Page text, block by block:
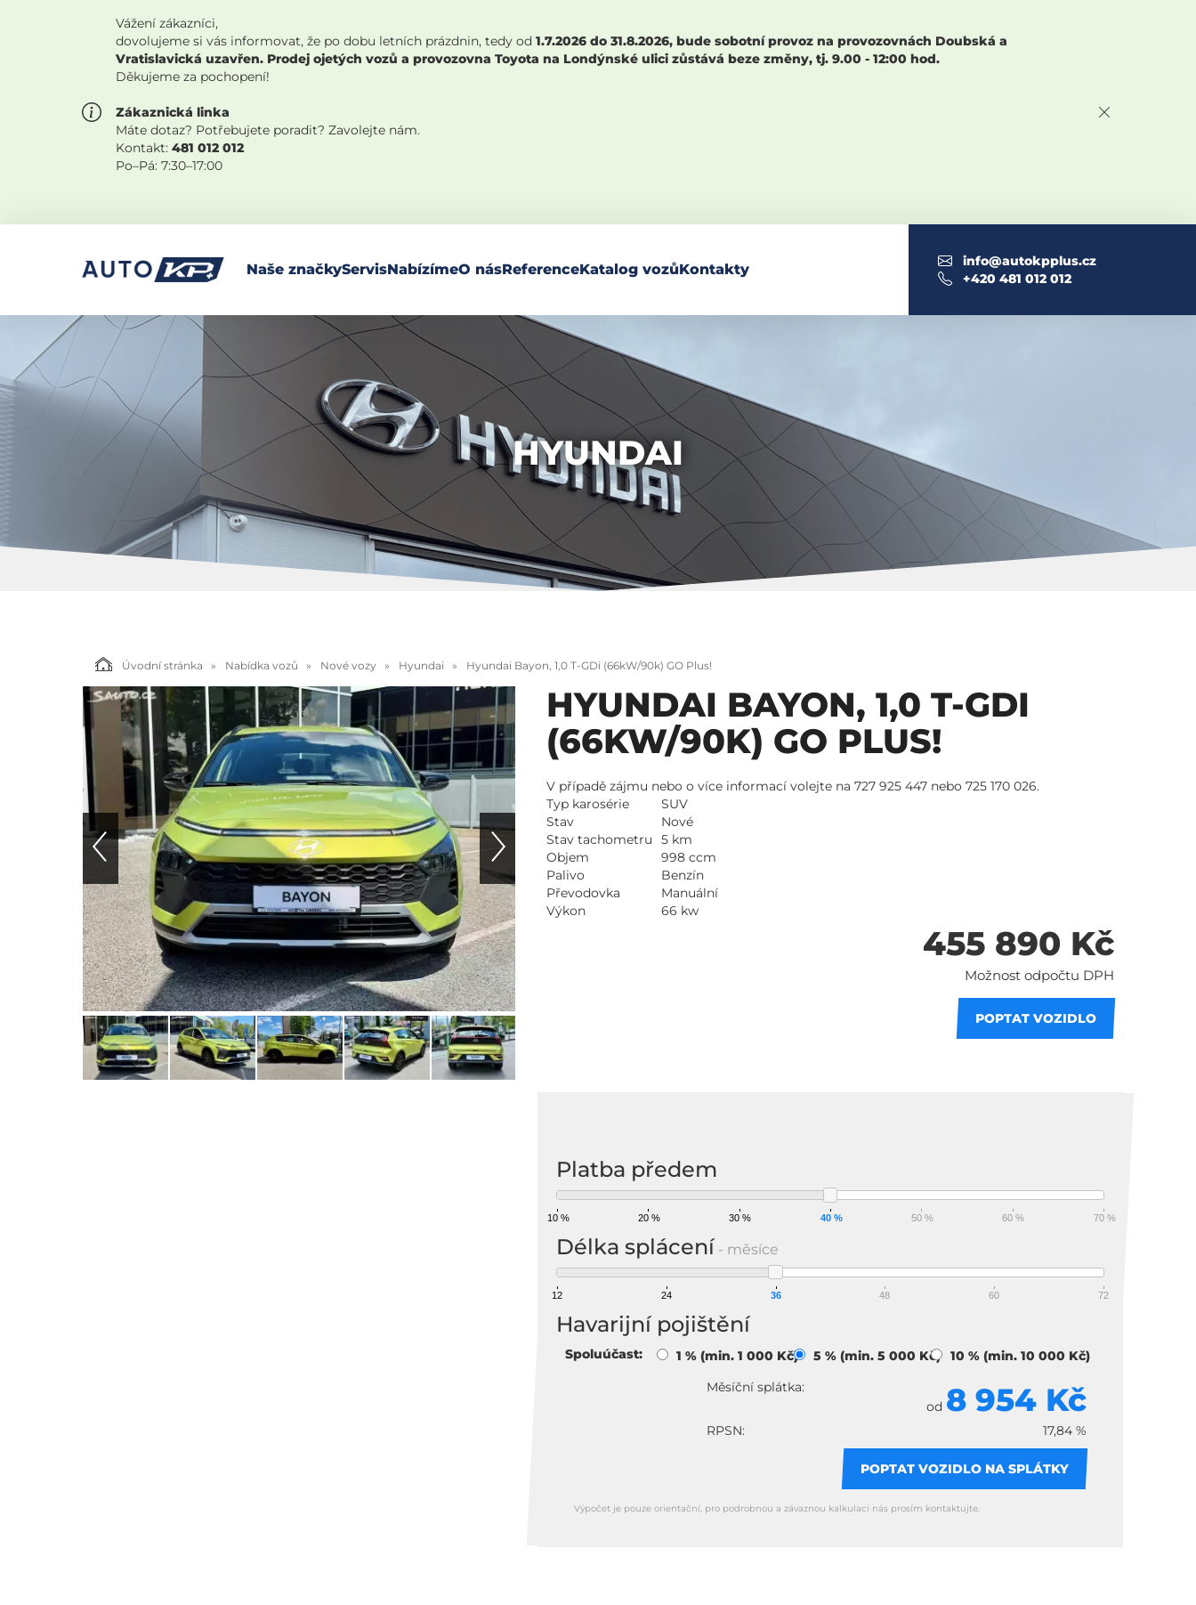
Vážení zákazníci,
dovolujeme si vás informovat, že po dobu letních prázdnin, tedy od 1.7.2026 do 31.8.2026, bude sobotní provoz na provozovnách Doubská a
Vratislavická uzavřen. Prodej ojetých vozů a provozovna Toyota na Londýnské ulici zůstává beze změny, tj. 9.00 - 12:00 hod.
Děkujeme za pochopení!
Zákaznická linka
Máte dotaz? Potřebujete poradit? Zavolejte nám.
Kontakt: 481 012 012
Po–Pá: 7:30–17:00
Naše značkyServisNabízímeO násReferenceKatalog vozůKontakty
info@autokpplus.cz
+420 481 012 012
HYUNDAI
Úvodní stránka Nabídka vozů Nové vozy Hyundai Hyundai Bayon, 1,0 T-GDi (66kW/90k) GO Plus!
HYUNDAI BAYON, 1,0 T-GDI
(66KW/90K) GO PLUS!
V případě zájmu nebo o více informací volejte na 727 925 447 nebo 725 170 026.
Typ karosérie
SUV
Stav
Nové
Stav tachometru
5 km
Objem
998 ccm
Palivo
Benzín
Převodovka
Manuální
Výkon
66 kw
455 890 Kč
Možnost odpočtu DPH
POPTAT VOZIDLO
Platba předem
10 % 20 % 30 % 40 % 50 % 60 % 70 %
Délka splácení - měsíce
12 24 36 48 60 72
Havarijní pojištění
Spoluúčast: 1 % (min. 1 000 Kč) 5 % (min. 5 000 Kč)
10 % (min. 10 000 Kč)
Měsíční splátka:
od 8 954 Kč
RPSN: 17,84 %
POPTAT VOZIDLO NA SPLÁTKY
Výpočet je pouze orientační, pro podrobnou a závaznou kalkulaci nás prosím kontaktujte.